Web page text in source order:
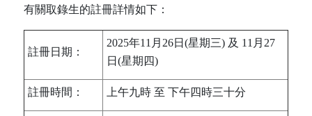
有關取錄生的註冊詳情如下：
註冊日期：
2025年11月26日(星期三) 及 11月27
日(星期四)
註冊時間： 上午九時 至 下午四時三十分